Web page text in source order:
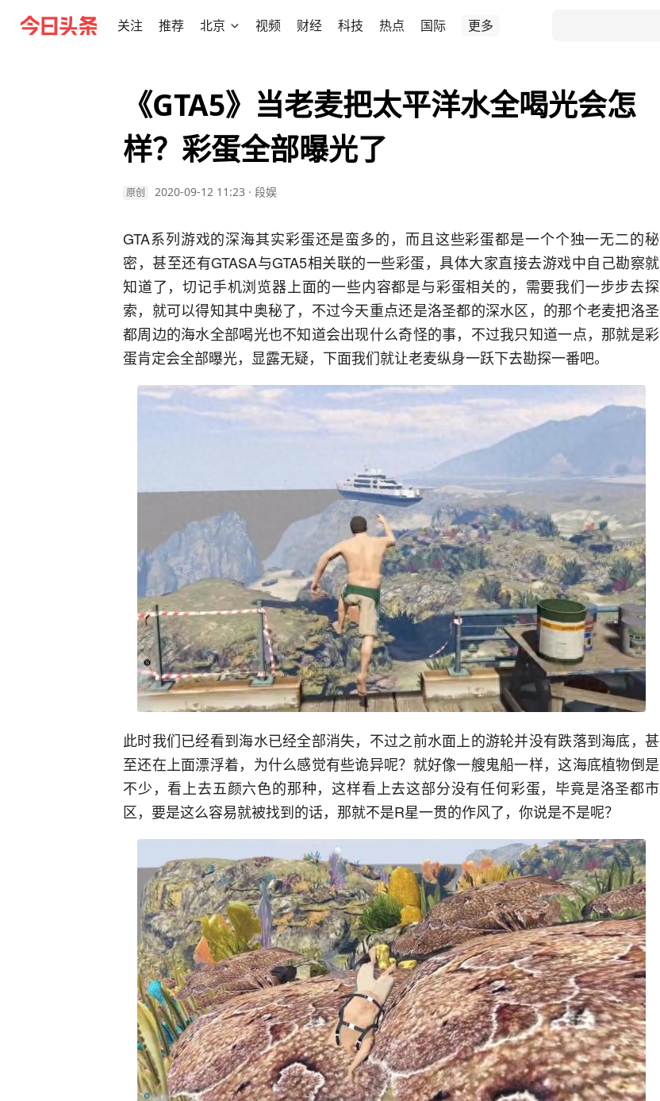
关注 推荐 北京 视频 财经 科技 热点 国际 更多
《GTA5》当老麦把太平洋水全喝光会怎
样？彩蛋全部曝光了
原创 2020-09-12 11:23 · 段娱
GTA系列游戏的深海其实彩蛋还是蛮多的，而且这些彩蛋都是一个个独一无二的秘
密，甚至还有GTASA与GTA5相关联的一些彩蛋，具体大家直接去游戏中自己勘察就
知道了，切记手机浏览器上面的一些内容都是与彩蛋相关的，需要我们一步步去探
索，就可以得知其中奥秘了，不过今天重点还是洛圣都的深水区，的那个老麦把洛圣
都周边的海水全部喝光也不知道会出现什么奇怪的事，不过我只知道一点，那就是彩
蛋肯定会全部曝光，显露无疑，下面我们就让老麦纵身一跃下去勘探一番吧。
此时我们已经看到海水已经全部消失，不过之前水面上的游轮并没有跌落到海底，甚
至还在上面漂浮着，为什么感觉有些诡异呢？就好像一艘鬼船一样，这海底植物倒是
不少，看上去五颜六色的那种，这样看上去这部分没有任何彩蛋，毕竟是洛圣都市
区，要是这么容易就被找到的话，那就不是R星一贯的作风了，你说是不是呢？